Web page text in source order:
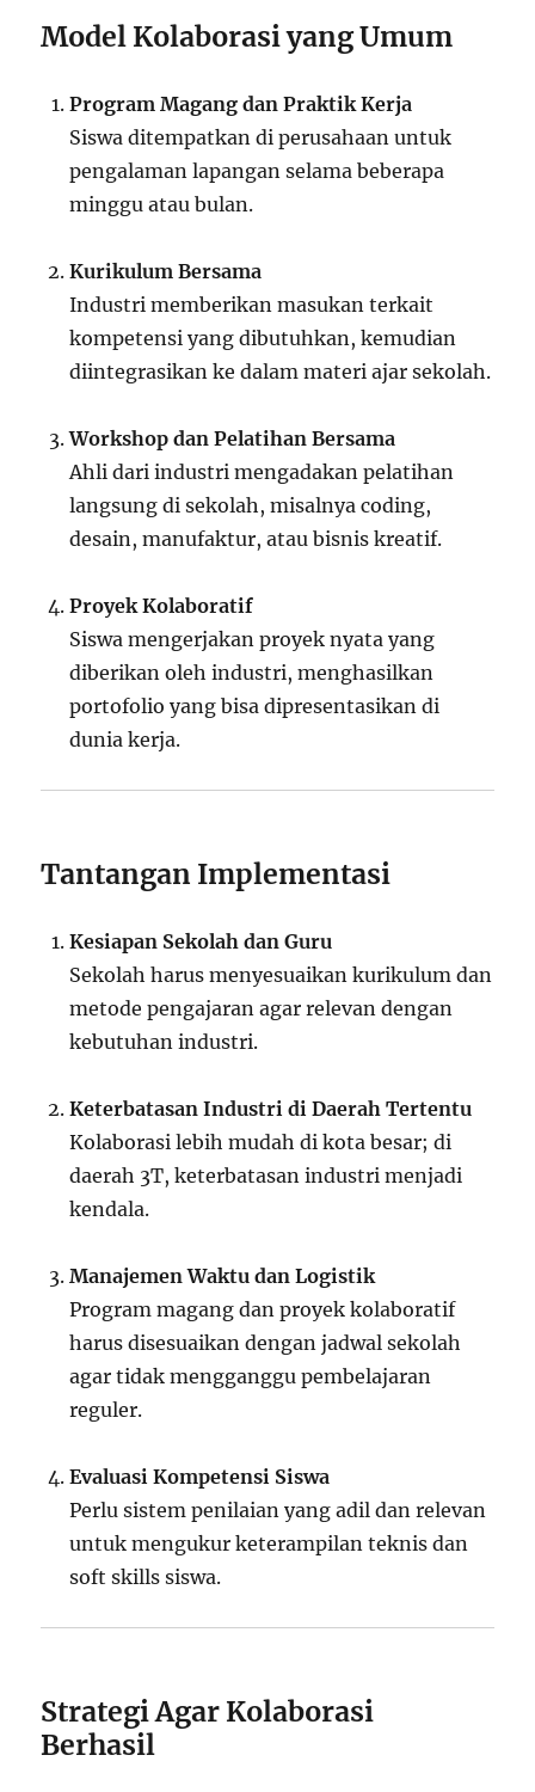
Model Kolaborasi yang Umum
Program Magang dan Praktik Kerja
Siswa ditempatkan di perusahaan untuk
pengalaman lapangan selama beberapa
minggu atau bulan.
Kurikulum Bersama
Industri memberikan masukan terkait
kompetensi yang dibutuhkan, kemudian
diintegrasikan ke dalam materi ajar sekolah.
Workshop dan Pelatihan Bersama
Ahli dari industri mengadakan pelatihan
langsung di sekolah, misalnya coding,
desain, manufaktur, atau bisnis kreatif.
Proyek Kolaboratif
Siswa mengerjakan proyek nyata yang
diberikan oleh industri, menghasilkan
portofolio yang bisa dipresentasikan di
dunia kerja.
Tantangan Implementasi
Kesiapan Sekolah dan Guru
Sekolah harus menyesuaikan kurikulum dan
metode pengajaran agar relevan dengan
kebutuhan industri.
Keterbatasan Industri di Daerah Tertentu
Kolaborasi lebih mudah di kota besar; di
daerah 3T, keterbatasan industri menjadi
kendala.
Manajemen Waktu dan Logistik
Program magang dan proyek kolaboratif
harus disesuaikan dengan jadwal sekolah
agar tidak mengganggu pembelajaran
reguler.
Evaluasi Kompetensi Siswa
Perlu sistem penilaian yang adil dan relevan
untuk mengukur keterampilan teknis dan
soft skills siswa.
Strategi Agar Kolaborasi
Berhasil